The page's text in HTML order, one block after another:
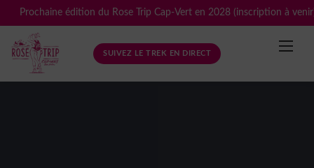
Prochaine édition du Rose Trip Cap-Vert en 2028 (inscription à
content
SUIVEZ LE TREK EN DIRECT